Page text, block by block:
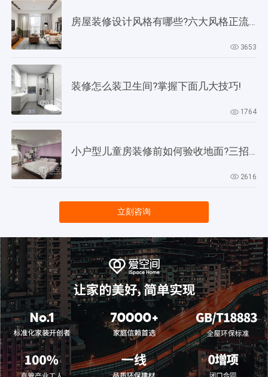
房屋装修设计风格有哪些?六大风格正流行!
3653
装修怎么装卫生间?掌握下面几大技巧!
1764
2616
立刻咨询